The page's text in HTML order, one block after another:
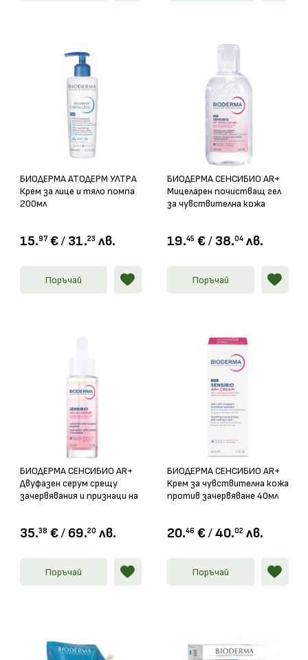
БИОДЕРМА АТОДЕРМ УЛТРА
Крем за лице и тяло помпа
200мл
15.97 € / 31.23 лв.
Поръчай
БИОДЕРМА СЕНСИБИО AR+
Мицеларен почистващ гел
за чувствителна кожа
19.45 € / 38.04 лв.
Поръчай
БИОДЕРМА СЕНСИБИО AR+
Двуфазен серум срещу
зачервявания и признаци на
35.38 € / 69.20 лв.
Поръчай
БИОДЕРМА СЕНСИБИО AR+
Kрем за чувствителна кожа
против зачервяване 40мл
20.46 € / 40.02 лв.
Поръчай